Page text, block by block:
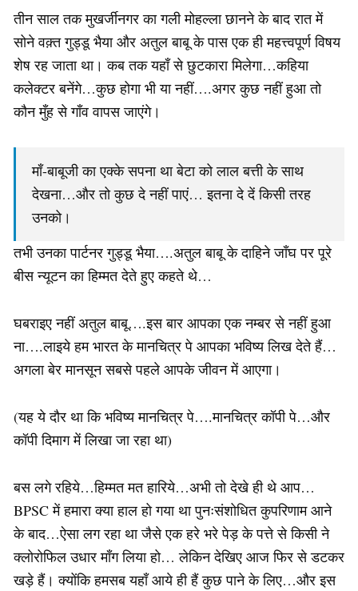
तीन साल तक मुखर्जीनगर का गली मोहल्ला छानने के बाद रात में
सोने वक़्त गुड्डू भैया और अतुल बाबू के पास एक ही महत्त्वपूर्ण विषय
शेष रह जाता था। कब तक यहाँ से छुटकारा मिलेगा…कहिया
कलेक्टर बनेंगे…कुछ होगा भी या नहीं….अगर कुछ नहीं हुआ तो
कौन मुँह से गाँव वापस जाएंगे।
माँ-बाबूजी का एक्के सपना था बेटा को लाल बत्ती के साथ
देखना…और तो कुछ दे नहीं पाएं… इतना दे दें किसी तरह
उनको।
तभी उनका पार्टनर गुड्डू भैया….अतुल बाबू के दाहिने जाँघ पर पूरे
बीस न्यूटन का हिम्मत देते हुए कहते थे…
घबराइए नहीं अतुल बाबू….इस बार आपका एक नम्बर से नहीं हुआ
ना….लाइये हम भारत के मानचित्र पे आपका भविष्य लिख देते हैं…
अगला बेर मानसून सबसे पहले आपके जीवन में आएगा।
(यह ये दौर था कि भविष्य मानचित्र पे….मानचित्र कॉपी पे…और
कॉपी दिमाग में लिखा जा रहा था)
बस लगे रहिये…हिम्मत मत हारिये…अभी तो देखे ही थे आप…
BPSC में हमारा क्या हाल हो गया था पुनःसंशोधित कुपरिणाम आने
के बाद…ऐसा लग रहा था जैसे एक हरे भरे पेड़ के पत्ते से किसी ने
क्लोरोफिल उधार माँग लिया हो… लेकिन देखिए आज फिर से डटकर
खड़े हैं। क्योंकि हमसब यहाँ आये ही हैं कुछ पाने के लिए…और इस